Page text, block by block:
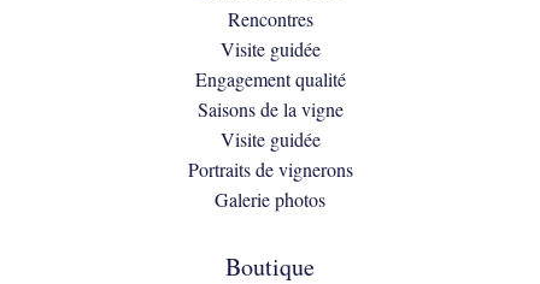
Rencontres
Visite guidée
Engagement qualité
Saisons de la vigne
Visite guidée
Portraits de vignerons
Galerie photos
Boutique